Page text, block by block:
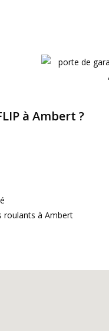
à Ambert ?
roulants à Ambert